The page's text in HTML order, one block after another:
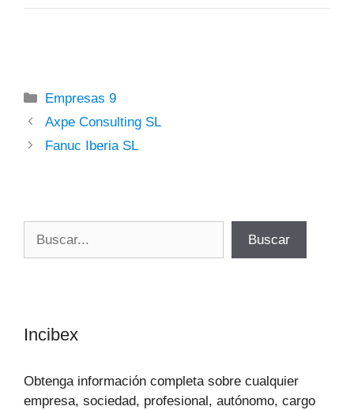
Categorías
Empresas 9
Axpe Consulting SL
Fanuc Iberia SL
Buscar
Incibex
Obtenga información completa sobre cualquier
empresa, sociedad, profesional, autónomo, cargo